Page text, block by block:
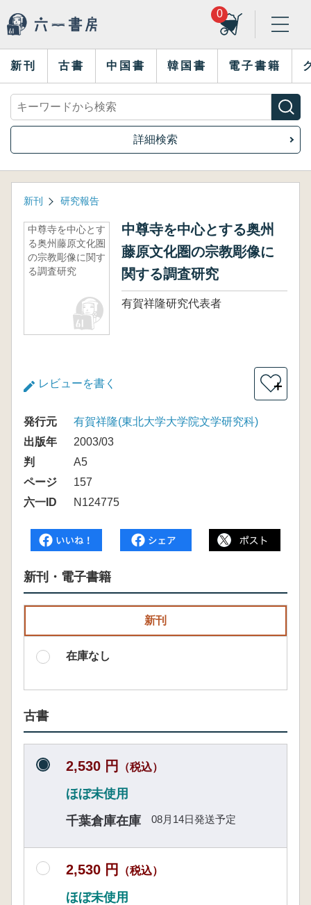
0
新刊 古書 中国書 韓国書 電子書籍
詳細検索
新刊 研究報告
中尊寺を中心とす
る奥州藤原文化圏
の宗教彫像に関す
る調査研究
中尊寺を中心とする奥州
藤原文化圏の宗教彫像に
関する調査研究
有賀祥隆研究代表者
レビューを書く ＋
発行元
有賀祥隆(東北大学大学院文学研究科)
出版年
2003/03
判
A5
ページ
157
六一ID
N124775
新刊・電子書籍
新刊
在庫なし
古書
2,530 円 （税込）
ほぼ未使用
千葉倉庫在庫
08月14日発送予定
2,530 円 （税込）
ほぼ未使用